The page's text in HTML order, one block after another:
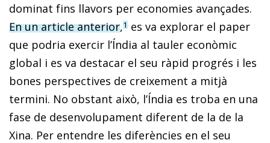
dominat fins llavors per economies avançades.
En un article anterior,1 es va explorar el paper
que podria exercir l’Índia al tauler econòmic
global i es va destacar el seu ràpid progrés i les
bones perspectives de creixement a mitjà
termini. No obstant això, l’Índia es troba en una
fase de desenvolupament diferent de la de la
Xina. Per entendre les diferències en el seu